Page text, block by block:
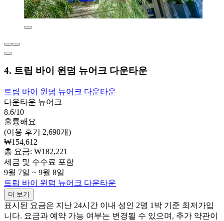
4. 트립 바이 윈덤 뉴어크 다운타운
트립 바이 윈덤 뉴어크 다운타운
다운타운 뉴어크
8.6/10
훌륭해요
(이용 후기 2,690개)
₩154,612
총 요금: ₩182,221
세금 및 수수료 포함
9월 7일 ~ 9월 8일
트립 바이 윈덤 뉴어크 다운타운
더 보기
표시된 요금은 지난 24시간 이내 성인 2명 1박 기준 최저가입
니다. 요금과 예약 가능 여부는 변경될 수 있으며, 추가 약관이